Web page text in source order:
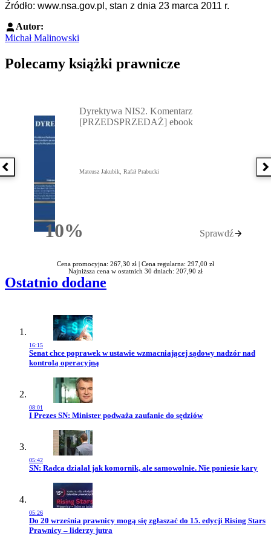
Źródło: www.nsa.gov.pl, stan z dnia 23 marca 2011 r.
Autor:
Michał Malinowski
Polecamy książki prawnicze
Poprzednia książka
10%Rabatu
Dyrektywa NIS2. Komentarz
[PRZEDSPRZEDAŻ] ebook
Mateusz Jakubik, Rafał Prabucki
Sprawdź
Cena promocyjna: 267,30 zł | Cena regularna: 297,00 zł
Najniższa cena w ostatnich 30 dniach: 207,90 zł
Ostatnio dodane
16:15
Przejdź do artykułu:
Senat chce poprawek w ustawie wzmacniającej sądowy nadzór nad
kontrolą operacyjną
08:01
Przejdź do artykułu:
I Prezes SN: Minister podważa zaufanie do sędziów
05:42
Przejdź do artykułu:
SN: Radca działał jak komornik, ale samowolnie. Nie poniesie kary
05:26
Przejdź do artykułu:
Do 20 września prawnicy mogą się zgłaszać do 15. edycji Rising Stars
Prawnicy – liderzy jutra